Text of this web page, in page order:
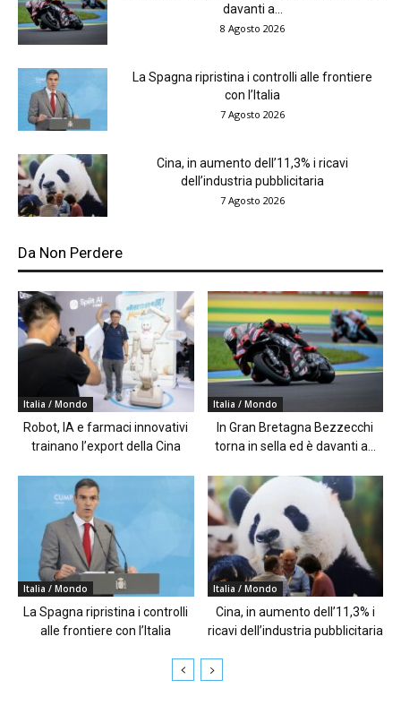
davanti a...
8 Agosto 2026
La Spagna ripristina i controlli alle frontiere
con l’Italia
7 Agosto 2026
Cina, in aumento dell’11,3% i ricavi
dell’industria pubblicitaria
7 Agosto 2026
Da Non Perdere
Italia / Mondo
Robot, IA e farmaci innovativi
trainano l’export della Cina
Italia / Mondo
In Gran Bretagna Bezzecchi
torna in sella ed è davanti a...
Italia / Mondo
La Spagna ripristina i controlli
alle frontiere con l’Italia
Italia / Mondo
Cina, in aumento dell’11,3% i
ricavi dell’industria pubblicitaria